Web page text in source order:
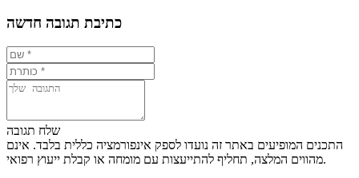
כתיבת תגובה חדשה
שלח תגובה
התכנים המופיעים באתר זה נועדו לספק אינפורמציה כללית בלבד. אינם
מהווים המלצה, תחליף להתייעצות עם מומחה או קבלת ייעוץ רפואי.